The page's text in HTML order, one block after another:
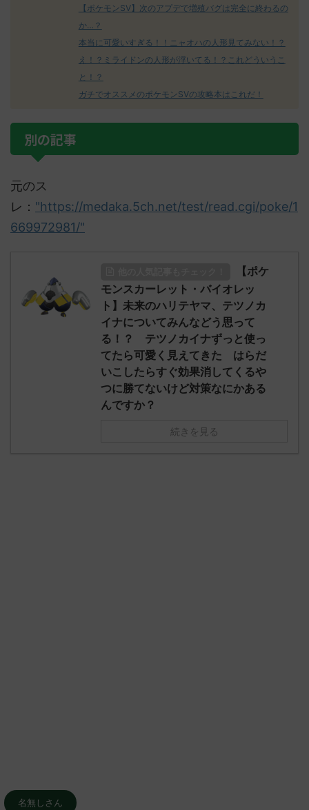
【ポケモンSV】次のアプデで増殖バグは完全に終わるの
か…？
本当に可愛いすぎる！！ニャオハの人形見てみない！？
え！？ミライドンの人形が浮いてる！？これどういうこ
と！？
ガチでオススメのポケモンSVの攻略本はこれだ！
別の記事
元のス
レ： "https://medaka.5ch.net/test/read.cgi/poke/1
669972981/"
【ポケ
モンスカーレット・バイオレッ
ト】未来のハリテヤマ、テツノカ
イナについてみんなどう思って
る！？ テツノカイナずっと使っ
てたら可愛く見えてきた はらだ
いこしたらすぐ効果消してくるや
つに勝てないけど対策なにかある
んですか？
続きを見る
名無しさん